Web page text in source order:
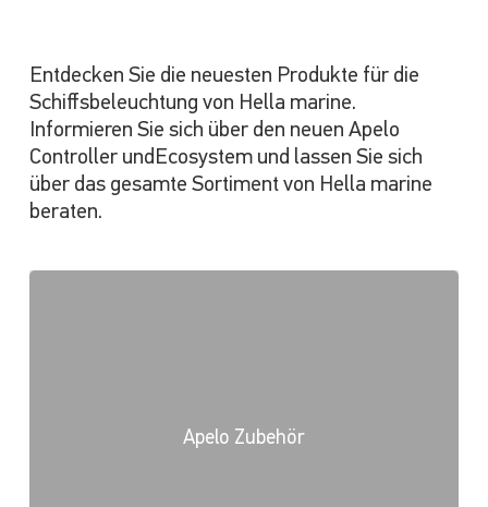
Entdecken Sie die neuesten Produkte für die
Schiffsbeleuchtung von Hella marine.
Informieren Sie sich über den neuen Apelo
Controller undEcosystem und lassen Sie sich
über das gesamte Sortiment von Hella marine
beraten.
Apelo Zubehör